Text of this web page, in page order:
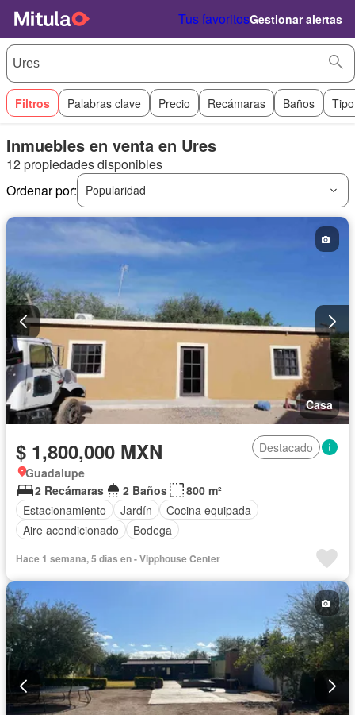
Tus favoritosGestionar alertas
Filtros Palabras clave Precio Recámaras Baños
Inmuebles en venta en Ures
12 propiedades disponibles
Ordenar por:
Popularidad
Casa
$ 1,800,000 MXN
Destacado
Guadalupe
2 Recámaras
2 Baños
800 m²
Estacionamiento
Jardín
Cocina equipada
Aire acondicionado
Bodega
Hace 1 semana, 5 días en - Vipphouse Center